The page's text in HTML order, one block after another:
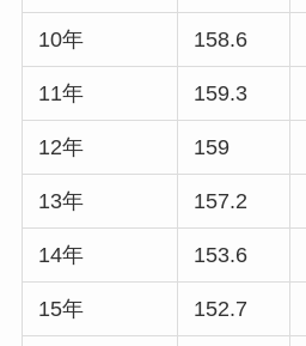
10年 158.6
11年 159.3
12年 159
13年 157.2
14年 153.6
15年 152.7